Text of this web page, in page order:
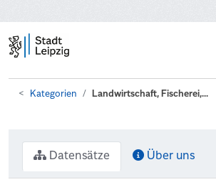
Kategorien Landwirtschaft, Fischerei,...
Datensätze Über uns